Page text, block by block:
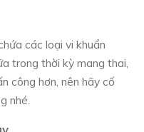
các loại vi khuẩn
trong thời kỳ mang thai,
công hơn, nên hãy cố
nhé.